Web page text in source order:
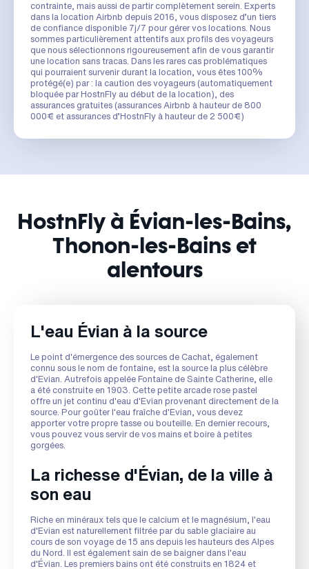
contrainte, mais aussi de partir complètement serein. Experts
dans la location Airbnb depuis 2016, vous disposez d’un tiers
de confiance disponible 7j/7 pour gérer vos locations. Nous
sommes particulièrement attentifs aux profils des voyageurs
que nous sélectionnons rigoureusement afin de vous garantir
une location sans tracas. Dans les rares cas problématiques
qui pourraient survenir durant la location, vous êtes 100%
protégé(e) par : la caution des voyageurs (automatiquement
bloquée par HostnFly au début de la location), des
assurances gratuites (assurances Airbnb à hauteur de 800
000€ et assurances d’HostnFly à hauteur de 2 500€)
HostnFly à Évian-les-Bains,
Thonon-les-Bains et
alentours
L'eau Évian à la source
Le point d'émergence des sources de Cachat, également
connu sous le nom de fontaine, est la source la plus célèbre
d'Evian. Autrefois appelée Fontaine de Sainte Catherine, elle
a été construite en 1903. Cette petite arcade rose pastel
offre un jet continu d'eau d'Evian provenant directement de la
source. Pour goûter l'eau fraîche d'Evian, vous devez
apporter votre propre tasse ou bouteille. En dernier recours,
vous pouvez vous servir de vos mains et boire à petites
gorgées.
La richesse d'Évian, de la ville à
son eau
Riche en minéraux tels que le calcium et le magnésium, l'eau
d'Evian est naturellement filtrée par du sable glaciaire au
cours de son voyage de 15 ans depuis les hauteurs des Alpes
du Nord. Il est également sain de se baigner dans l'eau
d'Évian. Les premiers bains ont été construits en 1824 et